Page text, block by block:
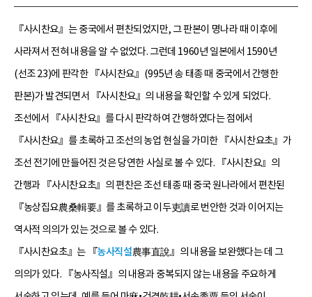
『사시찬요』는 중국에서 편찬되었지만, 그 판본이 명나라 때 이후에
사라져서 전혀 내용을 알 수 없었다. 그런데 1960년 일본에서 1590년
(선조 23)에 판각한 『사시찬요』(995년 송 태종 때 중국에서 간행한
판본)가 발견되면서 『사시찬요』의 내용을 확인할 수 있게 되었다.
조선에서 『사시찬요』를 다시 판각하여 간행하였다는 점에서
『사시찬요』를 초록하고 조선의 농업 현실을 가미한 『사시찬요초』가
조선 전기에 만들어진 것은 당연한 사실로 볼 수 있다. 『사시찬요』의
간행과 『사시찬요초』의 편찬은 조선 태종 때 중국 원나라에서 편찬된
『농상집요農桑輯要』를 초록하고 이두吏讀로 번안한 것과 이어지는
역사적 의의가 있는 것으로 볼 수 있다.
『사시찬요초』는 『농사직설農事直說』의 내용을 보완했다는 데 그
의의가 있다. 『농사직설』의 내용과 중복되지 않는 내용을 주요하게